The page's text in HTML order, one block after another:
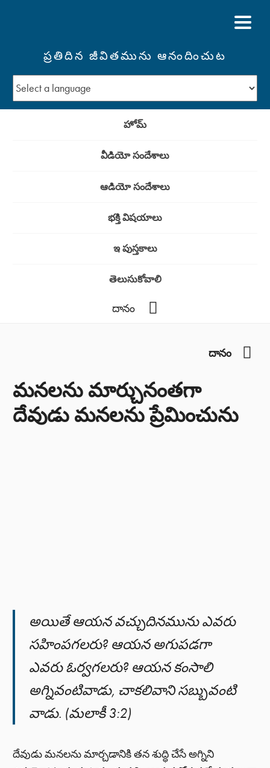
ప్రతిదిన జీవితమును ఆనందించుట
హోమ్
వీడియో సందేశాలు
ఆడియో సందేశాలు
భక్తి విషయాలు
ఇ పుస్తకాలు
తెలుసుకోవాలి
దానం
దానం
మనలను మార్చునంతగా
దేవుడు మనలను ప్రేమించును
అయితే ఆయన వచ్చుదినమును ఎవరు
సహింపగలరు? ఆయన అగుపడగా
ఎవరు ఓర్వగలరు? ఆయన కంసాలి
అగ్నివంటివాడు, చాకలివాని సబ్బువంటి
వాడు. (మలాకీ 3:2)
దేవుడు మనలను మార్చడానికి తన శుద్ధి చేసే అగ్నిని